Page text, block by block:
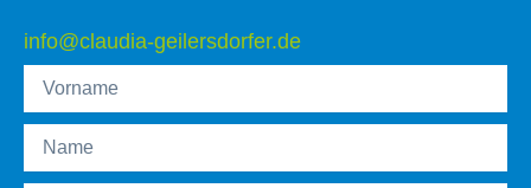
info@claudia-geilersdorfer.de